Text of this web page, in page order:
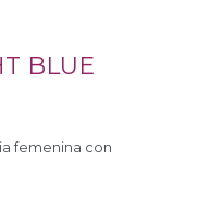
BLUE
femenina con